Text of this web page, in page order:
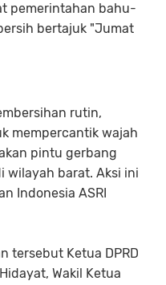
pemerintahan bahu-
bertajuk "Jumat
rutin,
mempercantik wajah
pintu gerbang
wilayah barat. Aksi ini
Indonesia ASRI
tersebut Ketua DPRD
Wakil Ketua